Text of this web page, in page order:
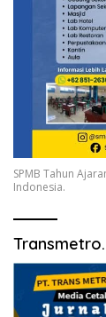
SPMB Tahun
Indonesia.